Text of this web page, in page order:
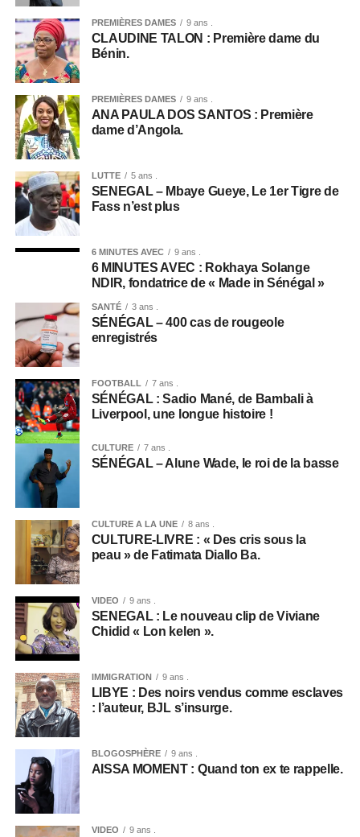
PREMIÈRES DAMES 9 ans .
CLAUDINE TALON : Première dame du
Bénin.
PREMIÈRES DAMES 9 ans .
ANA PAULA DOS SANTOS : Première
dame d’Angola.
LUTTE 5 ans .
SENEGAL – Mbaye Gueye, Le 1er Tigre de
Fass n’est plus
6 MINUTES AVEC 9 ans .
6 MINUTES AVEC : Rokhaya Solange
NDIR, fondatrice de « Made in Sénégal »
SANTÉ 3 ans .
SÉNÉGAL – 400 cas de rougeole
enregistrés
FOOTBALL 7 ans .
SÉNÉGAL : Sadio Mané, de Bambali à
Liverpool, une longue histoire !
CULTURE 7 ans .
SÉNÉGAL – Alune Wade, le roi de la basse
CULTURE A LA UNE 8 ans .
CULTURE-LIVRE : « Des cris sous la
peau » de Fatimata Diallo Ba.
VIDEO 9 ans .
SENEGAL : Le nouveau clip de Viviane
Chidid « Lon kelen ».
IMMIGRATION 9 ans .
LIBYE : Des noirs vendus comme esclaves
: l’auteur, BJL s’insurge.
BLOGOSPHÈRE 9 ans .
AISSA MOMENT : Quand ton ex te rappelle.
VIDEO 9 ans .